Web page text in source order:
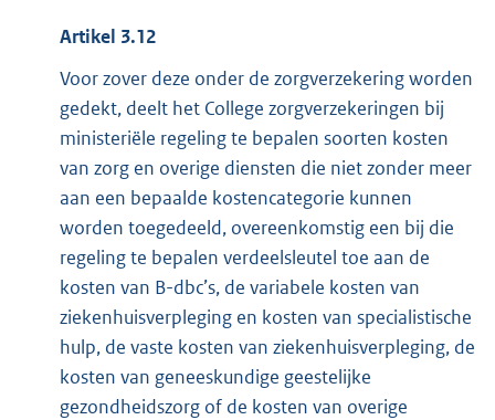
Artikel 3.12
Voor zover deze onder de zorgverzekering worden
gedekt, deelt het College zorgverzekeringen bij
ministeriële regeling te bepalen soorten kosten
van zorg en overige diensten die niet zonder meer
aan een bepaalde kostencategorie kunnen
worden toegedeeld, overeenkomstig een bij die
regeling te bepalen verdeelsleutel toe aan de
kosten van B-dbc’s, de variabele kosten van
ziekenhuisverpleging en kosten van specialistische
hulp, de vaste kosten van ziekenhuisverpleging, de
kosten van geneeskundige geestelijke
gezondheidszorg of de kosten van overige